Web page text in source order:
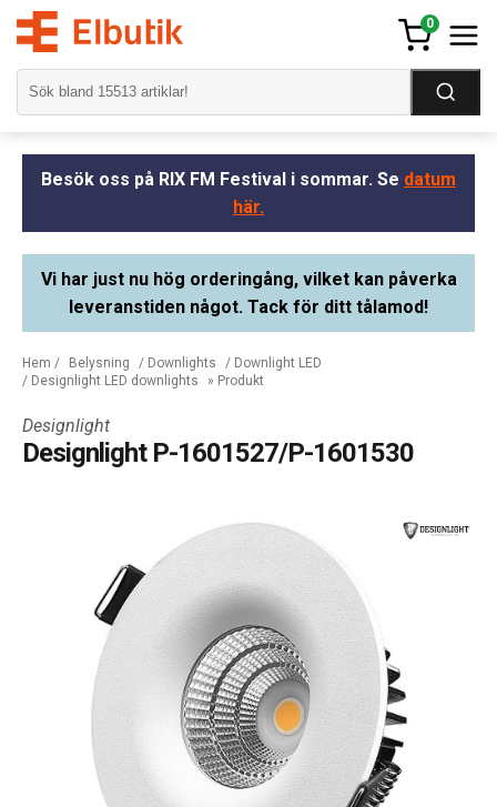
0
Besök oss på RIX FM Festival i sommar. Se datum
här.
Vi har just nu hög orderingång, vilket kan påverka
leveranstiden något. Tack för ditt tålamod!
Hem / Belysning / Downlights / Downlight LED
/ Designlight LED downlights » Produkt
Designlight
Designlight P-1601527/P-1601530